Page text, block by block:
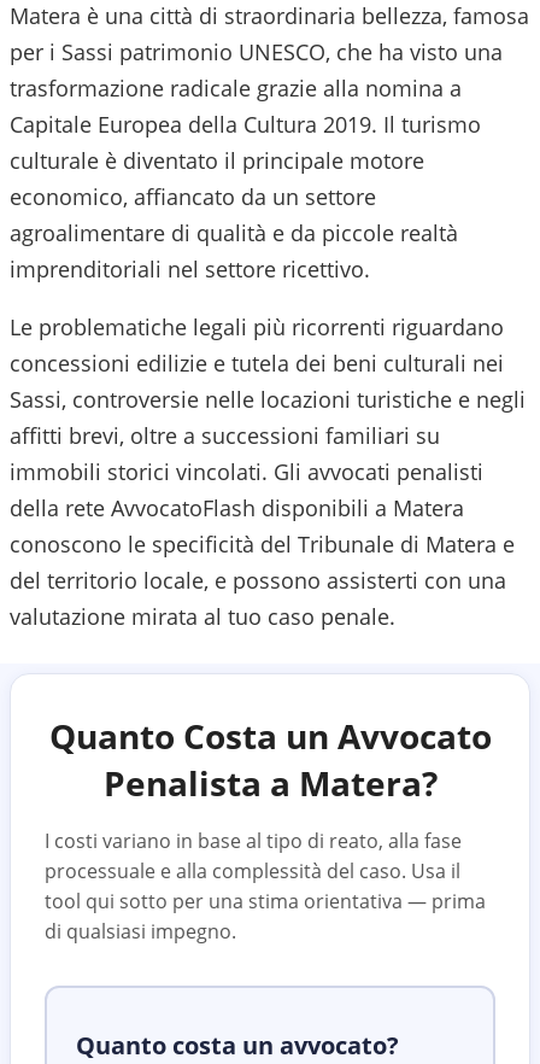
Matera è una città di straordinaria bellezza, famosa
per i Sassi patrimonio UNESCO, che ha visto una
trasformazione radicale grazie alla nomina a
Capitale Europea della Cultura 2019. Il turismo
culturale è diventato il principale motore
economico, affiancato da un settore
agroalimentare di qualità e da piccole realtà
imprenditoriali nel settore ricettivo.
Le problematiche legali più ricorrenti riguardano
concessioni edilizie e tutela dei beni culturali nei
Sassi, controversie nelle locazioni turistiche e negli
affitti brevi, oltre a successioni familiari su
immobili storici vincolati. Gli avvocati penalisti
della rete AvvocatoFlash disponibili a Matera
conoscono le specificità del Tribunale di Matera e
del territorio locale, e possono assisterti con una
valutazione mirata al tuo caso penale.
Quanto Costa un Avvocato
Penalista a Matera?
I costi variano in base al tipo di reato, alla fase
processuale e alla complessità del caso. Usa il
tool qui sotto per una stima orientativa — prima
di qualsiasi impegno.
Quanto costa un avvocato?